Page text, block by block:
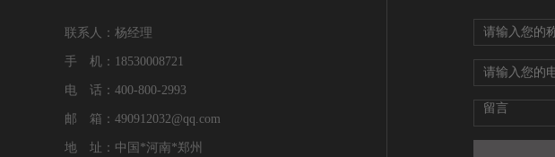
联系人：杨经理
手 机：18530008721
电 话：400-800-2993
邮 箱：490912032@qq.com
地 址：中国*河南*郑州